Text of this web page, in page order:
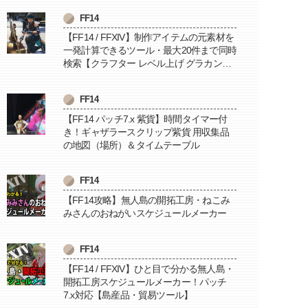
FF14
【FF14 / FFXIV】制作アイテムの元素材を
一発計算できるツール・最大20件まで同時
検索【クラフター レベル上げ グラカン納
FF14
【FF14 パッチ7.x 紫貨】時間タイマー付
き！ギャザラースクリップ紫貨 用収集品
の地図（場所）＆タイムテーブル
FF14
【FF14攻略】無人島の開拓工房・ねこみ
みさんのおねがいスケジュールメーカー
FF14
【FF14 / FFXIV】ひと目で分かる無人島・
開拓工房スケジュールメーカー！パッチ
7.x対応【島産品・貿易ツール】